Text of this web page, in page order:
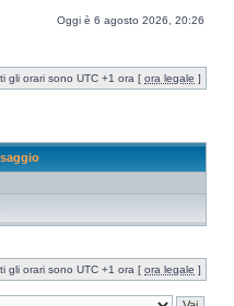
Oggi è 6 agosto 2026, 20:26
gli orari sono UTC +1 ora [ ora legale ]
gli orari sono UTC +1 ora [ ora legale ]